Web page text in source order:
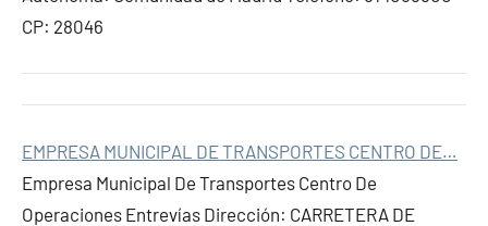
CP: 28046
EMPRESA MUNICIPAL DE TRANSPORTES CENTRO DE…
Empresa Municipal De Transportes Centro De
Operaciones Entrevías Dirección: CARRETERA DE